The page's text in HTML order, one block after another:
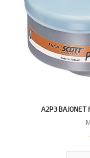
A2P3 BAJONET